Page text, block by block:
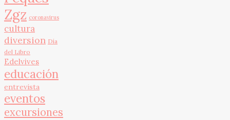
Zgz coronavirus
cultura
diversion Día
del Libro
Edelvives
educación
entrevista
eventos
excursiones